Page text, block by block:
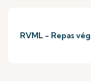
RVML - Repas